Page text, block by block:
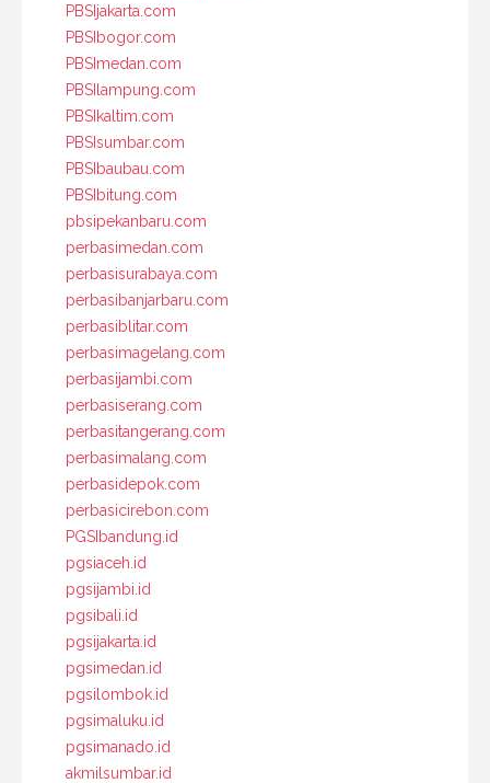
PBSIjakarta.com
PBSIbogor.com
PBSImedan.com
PBSIlampung.com
PBSIkaltim.com
PBSIsumbar.com
PBSIbaubau.com
PBSIbitung.com
pbsipekanbaru.com
perbasimedan.com
perbasisurabaya.com
perbasibanjarbaru.com
perbasiblitar.com
perbasimagelang.com
perbasijambi.com
perbasiserang.com
perbasitangerang.com
perbasimalang.com
perbasidepok.com
perbasicirebon.com
PGSIbandung.id
pgsiaceh.id
pgsijambi.id
pgsibali.id
pgsijakarta.id
pgsimedan.id
pgsilombok.id
pgsimaluku.id
pgsimanado.id
akmilsumbar.id